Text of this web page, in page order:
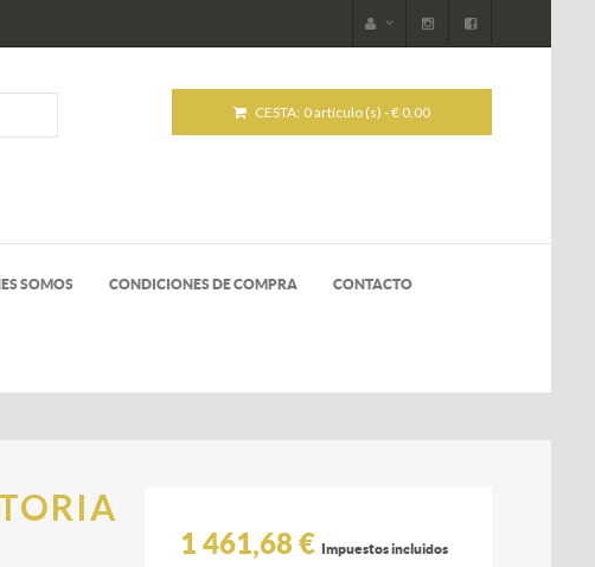
CESTA: 0 artículo (s) - € 0.00
SOMOS CONDICIONES DE COMPRA CONTACTO
1 461,68 € Impuestos incluidos